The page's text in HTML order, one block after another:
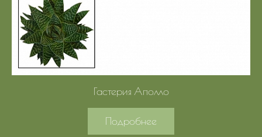
Гастерия Аполло
Подробнее